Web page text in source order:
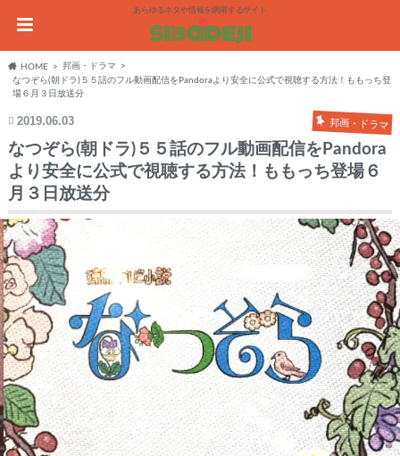
あらゆるネタや情報を網羅するサイト
HOME
邦画・ドラマ
なつぞら(朝ドラ)５５話のフル動画配信をPandoraより安全に公式で視聴する方法！ももっち登
場６月３日放送分
2019.06.03 邦画・ドラマ
なつぞら(朝ドラ)５５話のフル動画配信をPandora
より安全に公式で視聴する方法！ももっち登場６
月３日放送分